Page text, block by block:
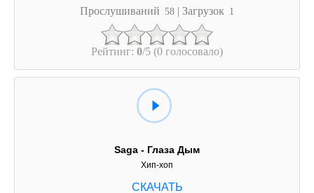
Прослушиваний 58 | Загрузок 1
Рейтинг: 0/5 (0 голосовало)
Saga - Глаза Дым
Хип-хоп